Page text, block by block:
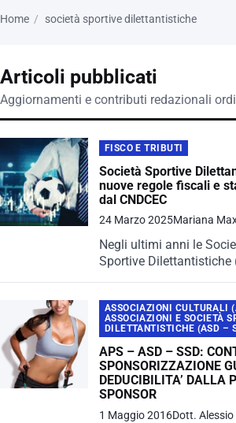
Home società sportive dilettantistiche
Articoli pubblicati
Aggiornamenti e contributi redazionali
FISCO E TRIBUTI
Società Sportive
nuove regole fiscali e
dal CNDCEC
24 Marzo 2025Mariana
Negli ultimi anni le
Sportive Dilettantistiche
economico e sociale
soprattutto alla luce
recenti riforme del Terzo
Settore...
ASSOCIAZIONI CULTURALI
ASSOCIAZIONI E SOCIETÀ
DILETTANTISTICHE (ASD –
APS – ASD – SSD:
SPONSORIZZAZIONE
DEDUCIBILITA’ DALLA
SPONSOR
1 Maggio 2016Dott.